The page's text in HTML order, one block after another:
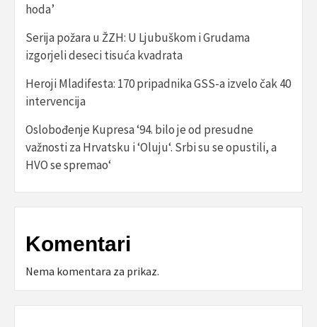
hoda’
Serija požara u ŽZH: U Ljubuškom i Grudama
izgorjeli deseci tisuća kvadrata
Heroji Mladifesta: 170 pripadnika GSS-a izvelo čak 40
intervencija
Oslobođenje Kupresa ‘94. bilo je od presudne
važnosti za Hrvatsku i ‘Oluju‘. Srbi su se opustili, a
HVO se spremao‘
Komentari
Nema komentara za prikaz.